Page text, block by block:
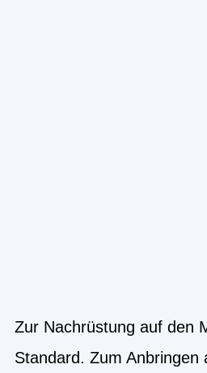
Zur Nachrüstung auf den
Standard. Zum Anbringen